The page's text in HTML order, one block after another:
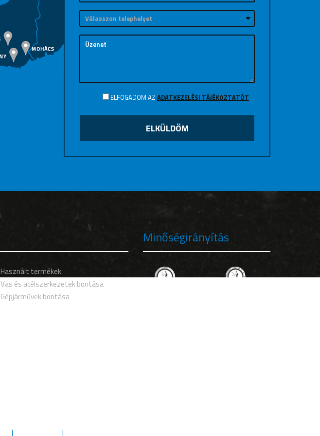
ELFOGADOM AZ ADATKEZELÉSI TÁJÉKOZTATÓT
Használt termékek
Vas és acélszerkezetek bontása
Gépjárművek bontása
Minőségirányítás